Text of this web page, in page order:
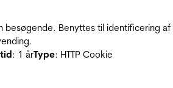
besøgende. Benyttes til identificering af
: 1 årType: HTTP Cookie